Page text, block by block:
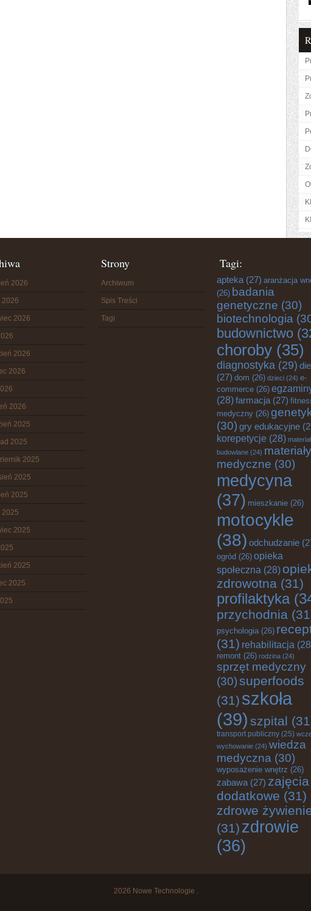
2026
2026
2026
2026
2026
2026
2025
2025
2025
2025
2025
2025
2025
2025
2025
Strony
Archiwum
Spis Treści
Tagi
Tagi:
apteka (27) aranżacja
(26) badania
genetyczne (30)
biotechnologia
budownictwo
choroby (35)
diagnostyka (29)
(27) dom (26) dzieci (24) e-
commerce (26)
(28)farmacja (27)
medyczny (26)
(30) gry edukacyjne
korepetycje (28)
budowlane (24) materiały
medyczne (30)
medycyna
(37) mieszkanie (26)
motocykle
(38) odchudzanie
ogród (26) opieka
społeczna (28)
zdrowotna (31)
profilaktyka
przychodnia
psychologia(26)
(31) rehabilitacja
remont (26) rodzina (24)
sprzęt medyczny
(30)superfoods
(31) szkoła
(39) szpital
transport publiczny (25)
wychowanie (24) wiedza
medyczna (30)
wyposażenie wnętrz (26)
zabawa (27) zajęcia
dodatkowe (31)
zdrowe
(31) zdrowie
(36)
2026 Nowe Technologie .